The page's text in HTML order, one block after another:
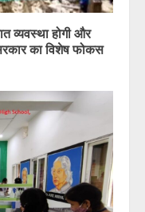
में सप्ताहांत से पहले
पर्यटन कारोबार
प्रबंधन परियोजना
जाम और सड़क
लगाम
व्यवस्था होगी और
का विशेष फोकस